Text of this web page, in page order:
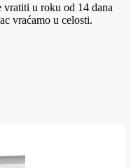
vratiti u roku od 14 dana
vraćamo u celosti.